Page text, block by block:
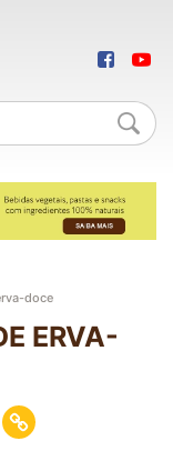
doce
ERVA-